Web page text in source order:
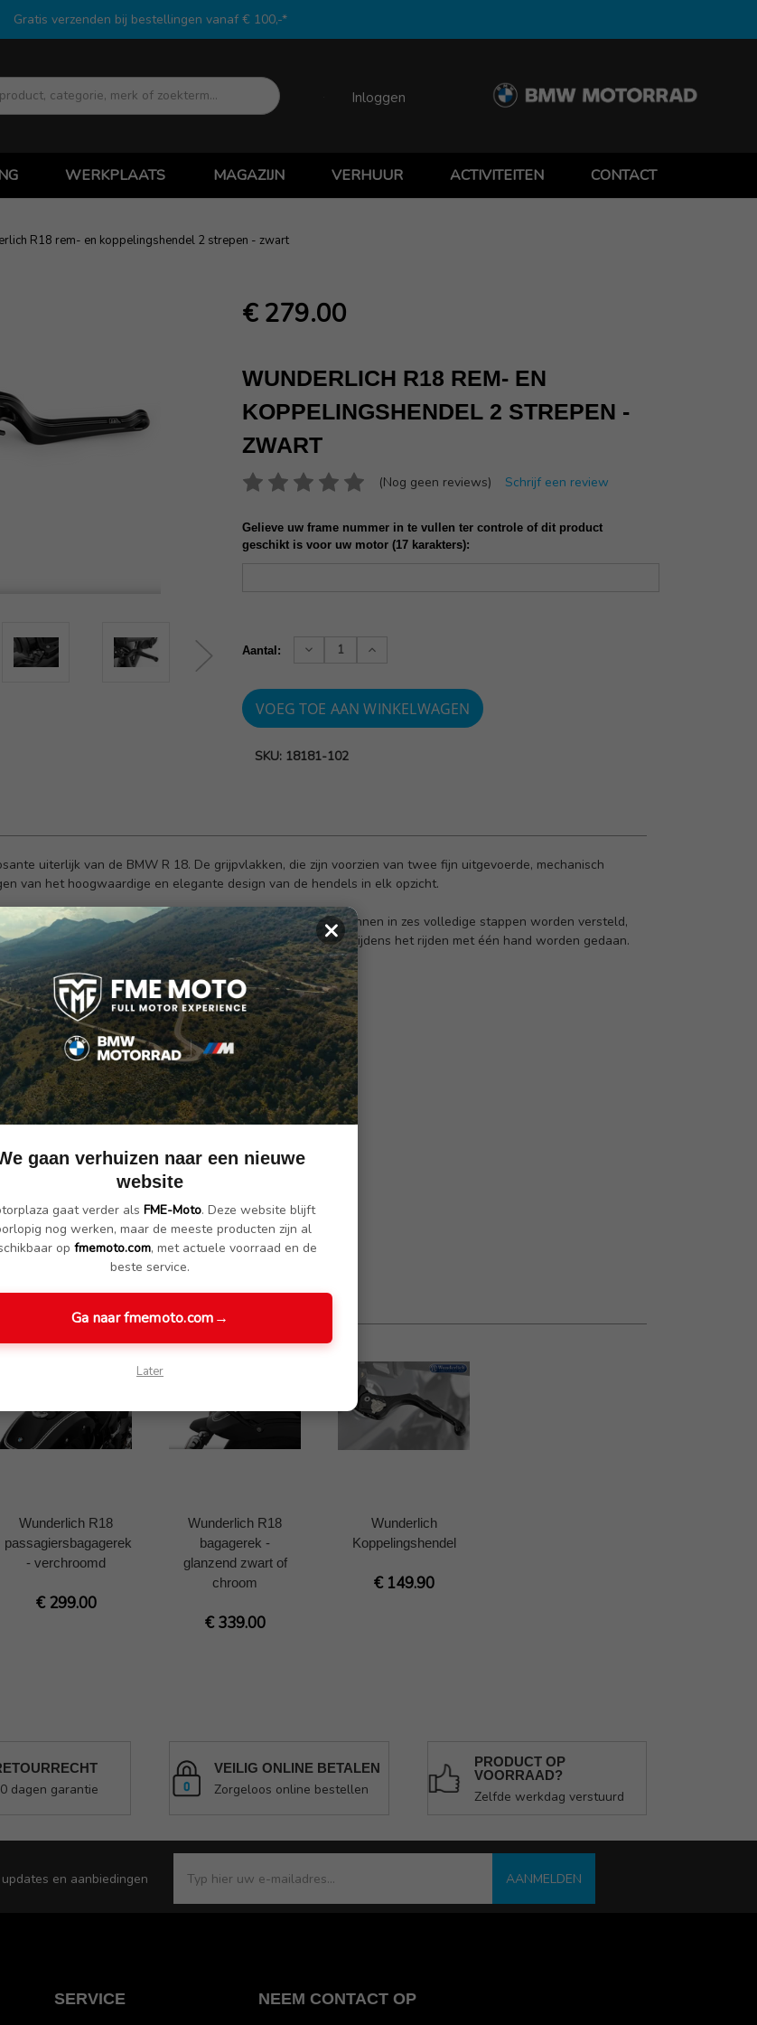
Gratis verzenden bij bestellingen vanaf € 100,-*
Zoek
Inloggen
WERKPLAATS MAGAZIJN VERHUUR ACTIVITEITEN CONTACT
R18 rem- en koppelingshendel 2 strepen - zwart
€ 279.00
WUNDERLICH R18 REM- EN
KOPPELINGSHENDEL 2 STREPEN -
ZWART
(Nog geen reviews) Schrijf een review
Gelieve uw frame nummer in te vullen ter controle of dit product
geschikt is voor uw motor (17 karakters):
voorraad:
Aantal:
Verhoog
Verlaag
SKU: 18181-102
uiterlijk van de BMW R 18. De grijpvlakken, die zijn voorzien van twee fijn uitgevoerde, mechanisch
van het hoogwaardige en elegante design van de hendels in elk opzicht.
aan ergonomie: de aangenaam brede greepvlakken kunnen in zes volledige stappen worden versteld,
instelling zal vinden.
Indien nodig kan de afstelling ook tijdens het rijden met één hand worden gedaan.
op de BMW R 18
op de best mogelijke manier met een fijne grip
Wunderlich R18
passagiersbagagerek
- verchroomd
€ 299.00
Wunderlich R18
bagagerek -
glanzend zwart of
chroom
€ 339.00
Wunderlich
Koppelingshendel
€ 149.90
dagen garantie
VEILIG ONLINE BETALEN
Zorgeloos online bestellen
PRODUCT OP
VOORRAAD?
Zelfde werkdag verstuurd
en aanbiedingen AANMELDEN
SERVICE NEEM CONTACT OP
×
gaan verhuizen naar een nieuwe
website
gaat verder als FME-Moto. Deze website blijft
nog werken, maar de meeste producten zijn al
op fmemoto.com, met actuele voorraad en de
beste service.
Ga naar fmemoto.com→
Later